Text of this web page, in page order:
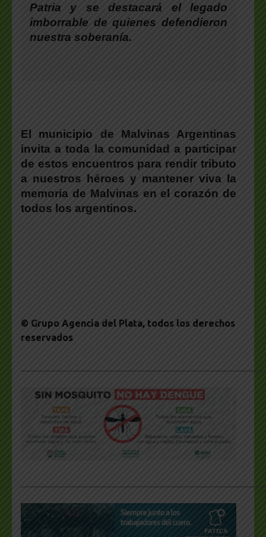
Patria y se destacará el legado
imborrable de quienes defendieron
nuestra soberanía.
El municipio de Malvinas Argentinas
invita a toda la comunidad a participar
de estos encuentros para rendir tributo
a nuestros héroes y mantener viva la
memoria de Malvinas en el corazón de
todos los argentinos.
© Grupo Agencia del Plata, todos los derechos
reservados